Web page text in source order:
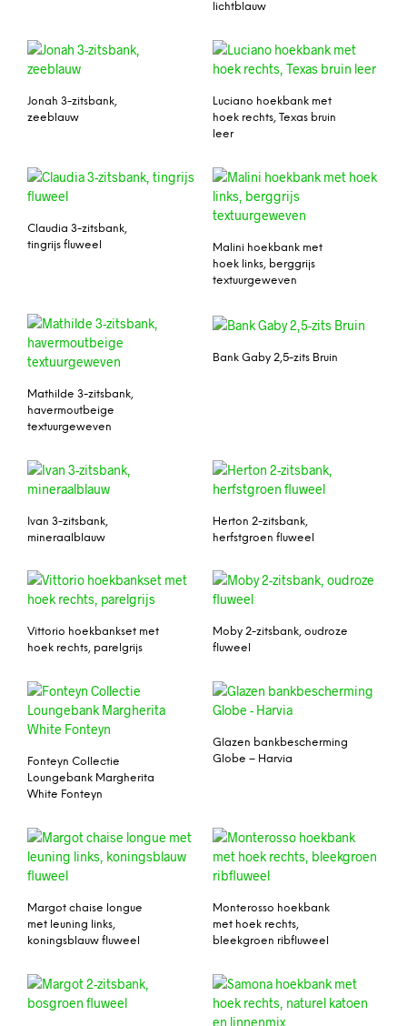
lichtblauw
Jonah 3-zitsbank,
zeeblauw
Luciano hoekbank met
hoek rechts, Texas bruin
leer
Claudia 3-zitsbank,
tingrijs fluweel
Malini hoekbank met
hoek links, berggrijs
textuurgeweven
Mathilde 3-zitsbank,
havermoutbeige
textuurgeweven
Bank Gaby 2,5-zits Bruin
Ivan 3-zitsbank,
mineraalblauw
Herton 2-zitsbank,
herfstgroen fluweel
Vittorio hoekbankset met
hoek rechts, parelgrijs
Moby 2-zitsbank, oudroze
fluweel
Fonteyn Collectie
Loungebank Margherita
White Fonteyn
Glazen bankbescherming
Globe – Harvia
Margot chaise longue
met leuning links,
koningsblauw fluweel
Monterosso hoekbank
met hoek rechts,
bleekgroen ribfluweel